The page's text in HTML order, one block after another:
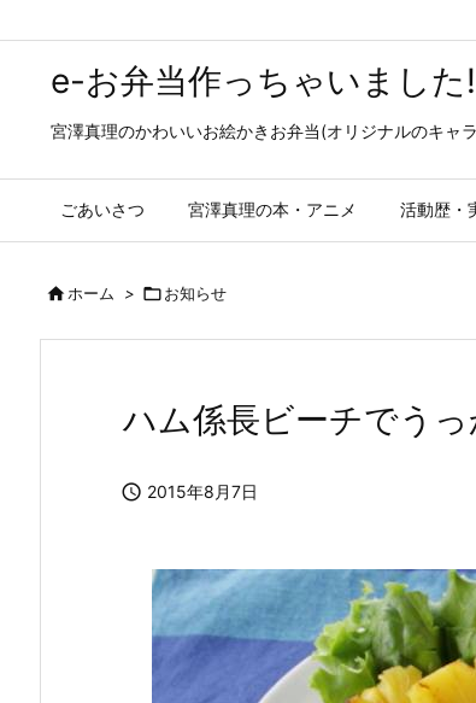
e-お弁当作っちゃいました!
宮澤真理のかわいいお絵かきお弁当(オリジナルのキャ
ごあいさつ 宮澤真理の本・アニメ 活動歴・
ホーム > お知らせ
ハム係長ビーチでう
 2015年8月7日